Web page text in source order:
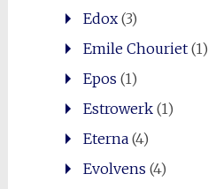
Edox(3)
Emile Chouriet(1)
Epos (1)
Estrowerk(1)
Eterna(4)
Evolvens (4)